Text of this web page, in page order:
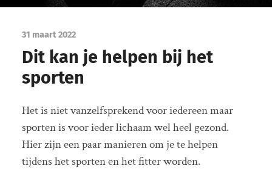
31 maart 2022
Dit kan je helpen bij het
sporten
Het is niet vanzelfsprekend voor iedereen maar
sporten is voor ieder lichaam wel heel gezond.
Hier zijn een paar manieren om je te helpen
tijdens het sporten en het fitter worden.